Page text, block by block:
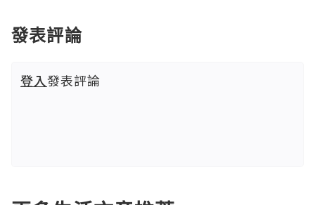
發表評論
登入發表評論